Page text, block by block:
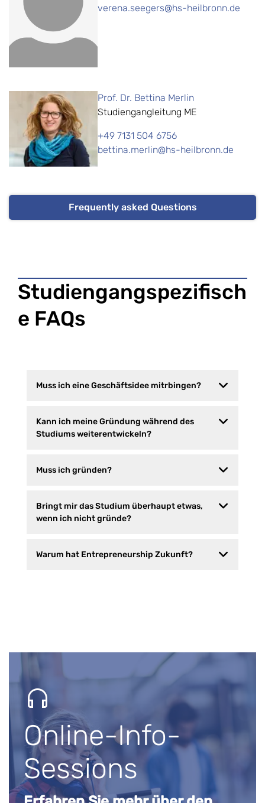
verena.seegers@hs-heilbronn.de
Prof. Dr. Bettina Merlin
Studiengangleitung ME
+49 7131 504 6756
bettina.merlin@hs-heilbronn.de
Frequently asked Questions
Studiengangspezifisch
e FAQs
Muss ich eine Geschäftsidee mitrbingen?
Kann ich meine Gründung während des
Studiums weiterentwickeln?
Muss ich gründen?
Bringt mir das Studium überhaupt etwas,
wenn ich nicht gründe?
Warum hat Entrepreneurship Zukunft?
Online-Info-
Sessions